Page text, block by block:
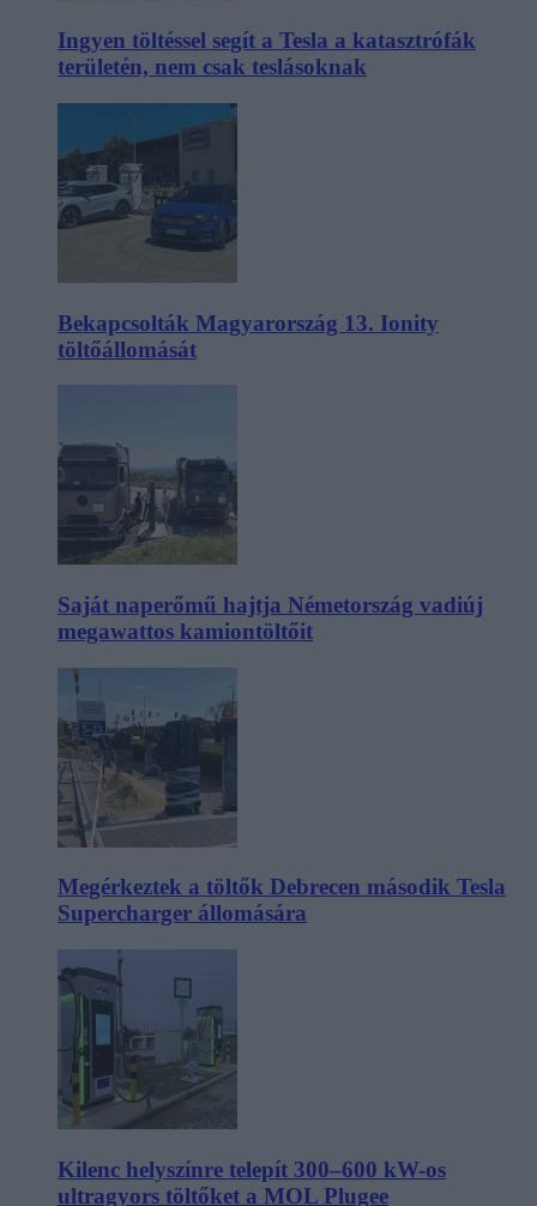
Ingyen töltéssel segít a Tesla a katasztrófák
területén, nem csak teslásoknak
Bekapcsolták Magyarország 13. Ionity
töltőállomását
Saját naperőmű hajtja Németország vadiúj
megawattos kamiontöltőit
Megérkeztek a töltők Debrecen második Tesla
Supercharger állomására
Kilenc helyszínre telepít 300–600 kW-os
ultragyors töltőket a MOL Plugee